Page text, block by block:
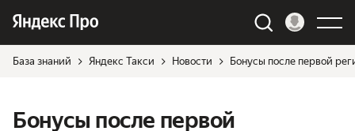
База знаний Яндекс Такси Новости Бонусы после первой
Бонусы после первой